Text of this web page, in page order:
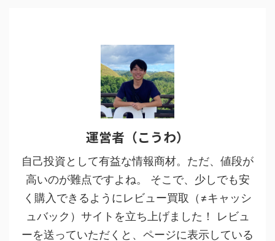
運営者（こうわ）
自己投資として有益な情報商材。ただ、値段が
高いのが難点ですよね。 そこで、少しでも安
く購入できるようにレビュー買取（≠キャッシ
ュバック）サイトを立ち上げました！ レビュ
ーを送っていただくと、ページに表示している